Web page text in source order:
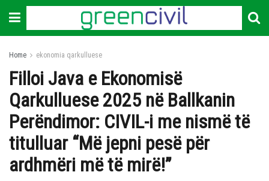
Home ekonomia qarkulluese
Filloi Java e Ekonomisë
Qarkulluese 2025 në Ballkanin
Perëndimor: CIVIL-i me nismë të
titulluar “Më jepni pesë për
ardhmëri më të mirë!”